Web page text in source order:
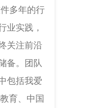
多年的行
业实践，
关注前沿
备。团队
包括我爱
育、中国